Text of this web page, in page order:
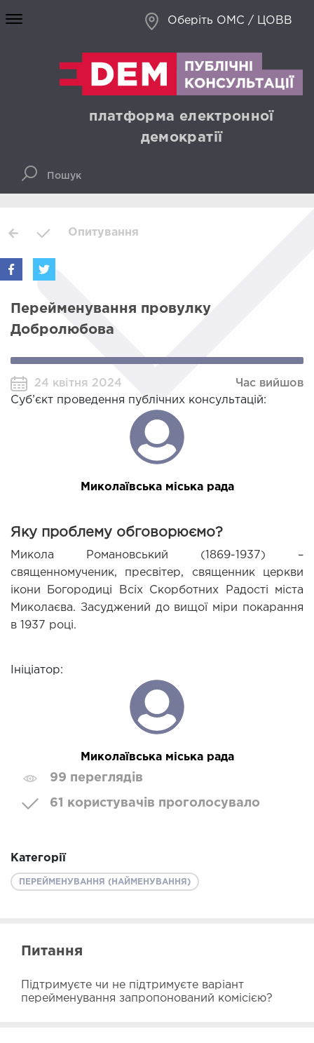
Оберіть ОМС / ЦОВВ
платформа електронної
демократії
Опитування
Перейменування провулку
Добролюбова
24 квітня 2024
Час вийшов
Суб’єкт проведення публічних консультацій:
Миколаївська міська рада
Яку проблему обговорюємо?
Микола Романовський (1869-1937) –
священномученик, пресвітер, священник церкви
ікони Богородиці Всіх Скорботних Радості міста
Миколаєва. Засуджений до вищої міри покарання
в 1937 році.
Ініціатор:
Миколаївська міська рада
99 переглядів
61 користувачів проголосувало
Категорії
ПЕРЕЙМЕНУВАННЯ (НАЙМЕНУВАННЯ)
Питання
Підтримуєте чи не підтримуєте варіант
перейменування запропонований комісією?